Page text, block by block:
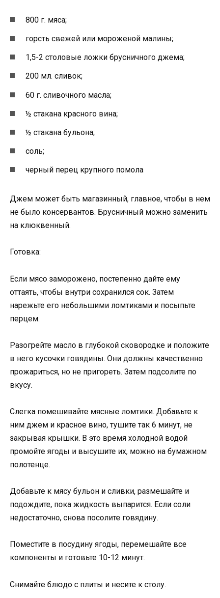
800 г. мяса;
горсть свежей или мороженой малины;
1,5-2 столовые ложки брусничного джема;
200 мл. сливок;
60 г. сливочного масла;
½ стакана красного вина;
½ стакана бульона;
соль;
черный перец крупного помола
Джем может быть магазинный, главное, чтобы в нем
не было консервантов. Брусничный можно заменить
на клюквенный.
Готовка:
Если мясо заморожено, постепенно дайте ему
оттаять, чтобы внутри сохранился сок. Затем
нарежьте его небольшими ломтиками и посыпьте
перцем.
Разогрейте масло в глубокой сковородке и положите
в него кусочки говядины. Они должны качественно
прожариться, но не пригореть. Затем подсолите по
вкусу.
Слегка помешивайте мясные ломтики. Добавьте к
ним джем и красное вино, тушите так 6 минут, не
закрывая крышки. В это время холодной водой
промойте ягоды и высушите их, можно на бумажном
полотенце.
Добавьте к мясу бульон и сливки, размешайте и
подождите, пока жидкость выпарится. Если соли
недостаточно, снова посолите говядину.
Поместите в посудину ягоды, перемешайте все
компоненты и готовьте 10-12 минут.
Снимайте блюдо с плиты и несите к столу.